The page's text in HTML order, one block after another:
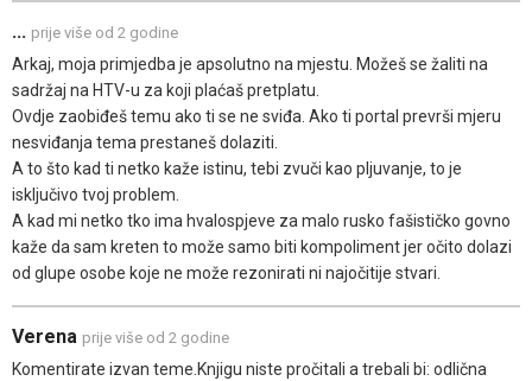
... prije više od 2 godine
Arkaj, moja primjedba je apsolutno na mjestu. Možeš se žaliti na
sadržaj na HTV-u za koji plaćaš pretplatu.
Ovdje zaobiđeš temu ako ti se ne sviđa. Ako ti portal prevrši mjeru
nesviđanja tema prestaneš dolaziti.
A to što kad ti netko kaže istinu, tebi zvuči kao pljuvanje, to je
isključivo tvoj problem.
A kad mi netko tko ima hvalospjeve za malo rusko fašističko govno
kaže da sam kreten to može samo biti kompoliment jer očito dolazi
od glupe osobe koje ne može rezonirati ni najočitije stvari.
Verena prije više od 2 godine
Komentirate izvan teme.Knjigu niste pročitali a trebali bi: odlična